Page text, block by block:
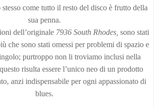
come tutto il resto del disco è frutto della
sua penna.
dell’originale 7936 South Rhodes, sono stati
che sono stati omessi per problemi di spazio e
purtroppo non li troviamo inclusi nella
risulta essere l’unico neo di un prodotto
anzi indispensabile per ogni appassionato di
blues.